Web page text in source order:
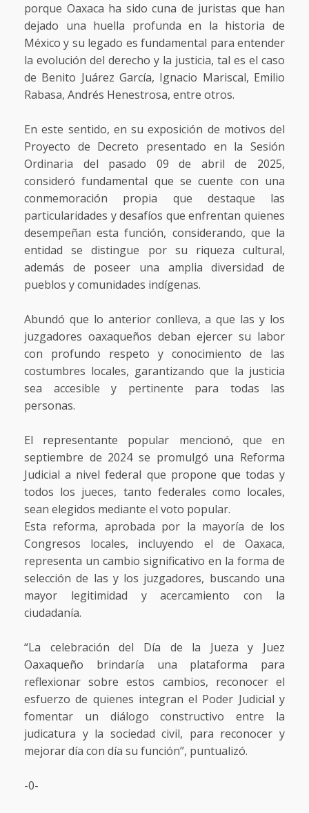
porque Oaxaca ha sido cuna de juristas que han
dejado una huella profunda en la historia de
México y su legado es fundamental para entender
la evolución del derecho y la justicia, tal es el caso
de Benito Juárez García, Ignacio Mariscal, Emilio
Rabasa, Andrés Henestrosa, entre otros.
En este sentido, en su exposición de motivos del
Proyecto de Decreto presentado en la Sesión
Ordinaria del pasado 09 de abril de 2025,
consideró fundamental que se cuente con una
conmemoración propia que destaque las
particularidades y desafíos que enfrentan quienes
desempeñan esta función, considerando, que la
entidad se distingue por su riqueza cultural,
además de poseer una amplia diversidad de
pueblos y comunidades indígenas.
Abundó que lo anterior conlleva, a que las y los
juzgadores oaxaqueños deban ejercer su labor
con profundo respeto y conocimiento de las
costumbres locales, garantizando que la justicia
sea accesible y pertinente para todas las
personas.
El representante popular mencionó, que en
septiembre de 2024 se promulgó una Reforma
Judicial a nivel federal que propone que todas y
todos los jueces, tanto federales como locales,
sean elegidos mediante el voto popular.
Esta reforma, aprobada por la mayoría de los
Congresos locales, incluyendo el de Oaxaca,
representa un cambio significativo en la forma de
selección de las y los juzgadores, buscando una
mayor legitimidad y acercamiento con la
ciudadanía.
“La celebración del Día de la Jueza y Juez
Oaxaqueño brindaría una plataforma para
reflexionar sobre estos cambios, reconocer el
esfuerzo de quienes integran el Poder Judicial y
fomentar un diálogo constructivo entre la
judicatura y la sociedad civil, para reconocer y
mejorar día con día su función”, puntualizó.
-0-